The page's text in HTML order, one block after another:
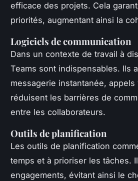
efficace des projets. Cela
priorités, augmentant ainsi la
Logiciels de communication
Dans un contexte de travail à
Teams sont indispensables. Ils
messagerie instantanée,
réduisent les barrières de
entre les collaborateurs.
Outils de planification
Les outils de planification
temps et à prioriser les tâches.
engagements, évitant ainsi le